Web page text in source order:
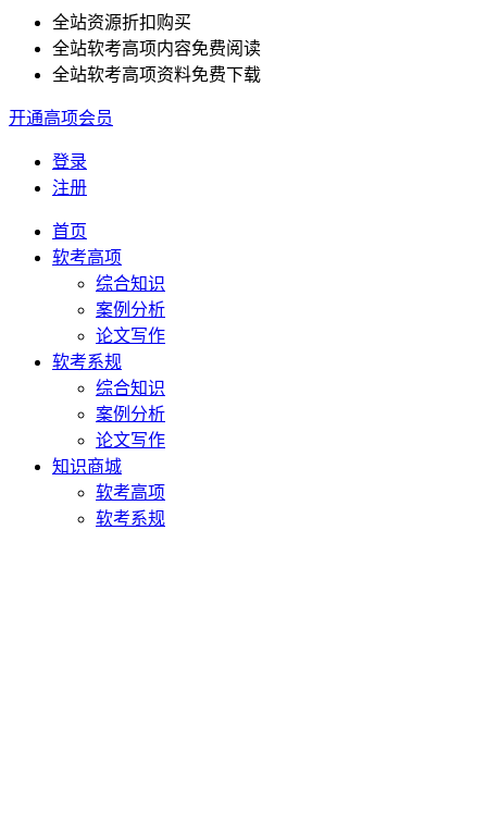
全站资源折扣购买
全站软考高项内容免费阅读
全站软考高项资料免费下载
开通高项会员
登录
注册
首页
软考高项
综合知识
案例分析
论文写作
软考系规
综合知识
案例分析
论文写作
知识商城
软考高项
软考系规